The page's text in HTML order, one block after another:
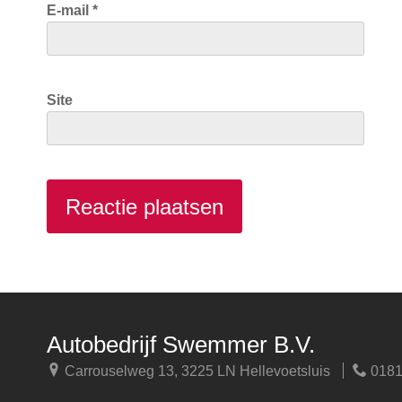
E-mail *
Site
Autobedrijf Swemmer B.V.
Carrouselweg 13, 3225 LN Hellevoetsluis